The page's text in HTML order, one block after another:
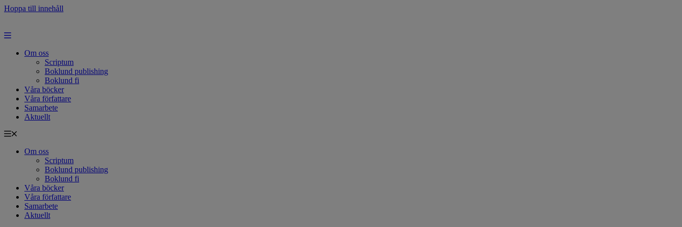
Hoppa till innehåll
Om oss
Scriptum
Boklund publishing
Boklund fi
Våra böcker
Våra författare
Samarbete
Aktuellt
Om oss
Scriptum
Boklund publishing
Boklund fi
Våra böcker
Våra författare
Samarbete
Aktuellt